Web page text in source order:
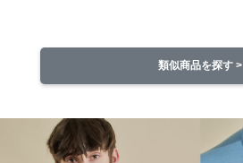
類似商品を探す >